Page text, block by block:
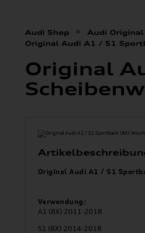
Audi Shop » Audi
Original Audi A1 / S1
Original
Original Audi A1 / S1
Verwendung:
A1 (8X) 2011-2018
S1 (8X) 2014-2018